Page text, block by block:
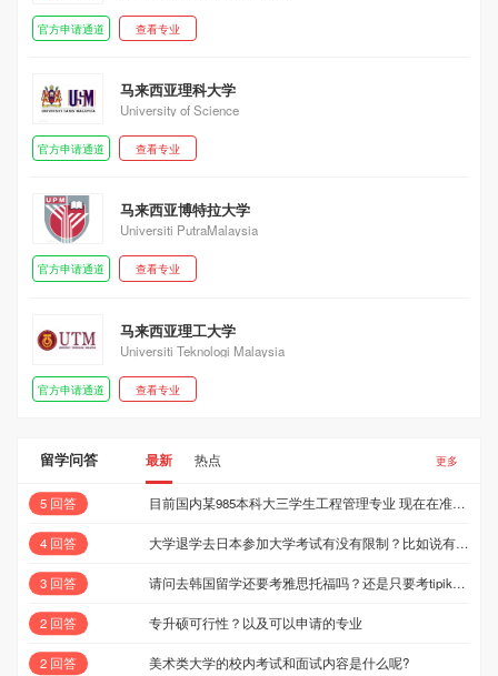
官方申请通道 查看专业
马来西亚理科大学
University of Science
官方申请通道 查看专业
马来西亚博特拉大学
Universiti PutraMalaysia
官方申请通道 查看专业
马来西亚理工大学
Universiti Teknologi Malaysia
官方申请通道 查看专业
留学问答 最新 热点 更多
目前国内某985本科大三学生工程管理专业 现在在准备考雅思 预计能达到6.5 GPA在3.3左右 能通过日本A类sgu项目吗？ 如果不行能不能通过其他非语言学校考取院生？
5 回答
大学退学去日本参加大学考试有没有限制？比如说有的学校不能考之类的？
4 回答
请问去韩国留学还要考雅思托福吗？还是只要考tipik就可以了呢？
3 回答
专升硕可行性？以及可以申请的专业
2 回答
美术类大学的校内考试和面试内容是什么呢?
2 回答